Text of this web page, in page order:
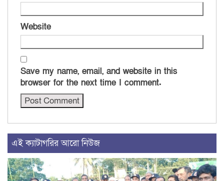
Website
Save my name, email, and website in this
browser for the next time I comment.
এই ক্যাটাগরির আরো নিউজ